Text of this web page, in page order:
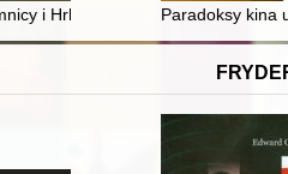
i Hrhova : o początkachParadoksy kina